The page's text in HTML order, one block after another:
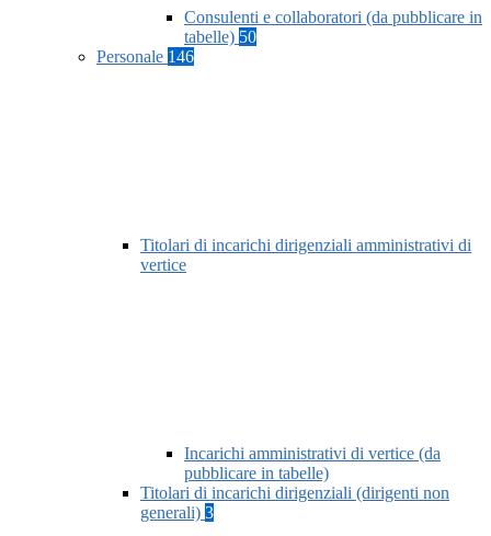
Consulenti e collaboratori (da pubblicare in
tabelle) 50
Personale 146
Titolari di incarichi dirigenziali amministrativi di
vertice
Incarichi amministrativi di vertice (da
pubblicare in tabelle)
Titolari di incarichi dirigenziali (dirigenti non
generali) 3